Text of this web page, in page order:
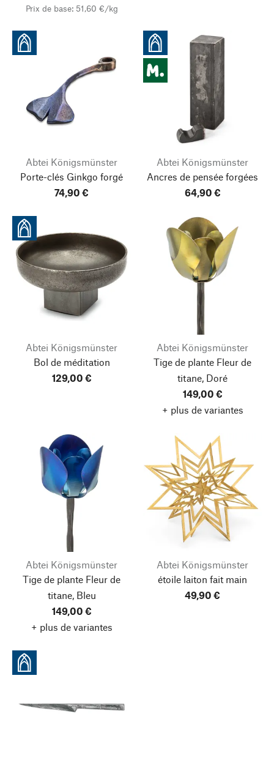
Prix de base: 51,60 €/kg
Abtei Königsmünster
Porte-clés Ginkgo forgé
74,90 €
Abtei Königsmünster
Ancres de pensée forgées
64,90 €
Abtei Königsmünster
Bol de méditation
129,00 €
Abtei Königsmünster
Tige de plante Fleur de
titane, Doré
149,00 €
+ plus de variantes
Abtei Königsmünster
Tige de plante Fleur de
titane, Bleu
149,00 €
+ plus de variantes
Abtei Königsmünster
étoile laiton fait main
49,90 €